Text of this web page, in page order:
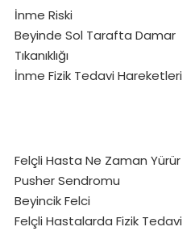
İnme Riski
Beyinde Sol Tarafta Damar
Tıkanıklığı
İnme Fizik Tedavi Hareketleri
Felçli Hasta Ne Zaman Yürür
Pusher Sendromu
Beyincik Felci
Felçli Hastalarda Fizik Tedavi